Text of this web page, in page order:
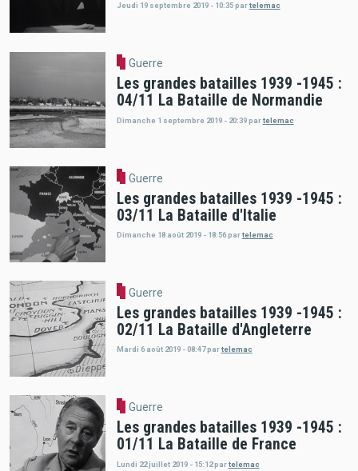
Jeudi 19 septembre 2019 - 10:35 partelemac
Guerre
Les grandes batailles 1939 -1945 :
04/11 La Bataille de Normandie
Dimanche 1 septembre 2019 - 20:39 partelemac
Guerre
Les grandes batailles 1939 -1945 :
03/11 La Bataille d'Italie
Dimanche 18 août 2019 - 18:56 partelemac
Guerre
Les grandes batailles 1939 -1945 :
02/11 La Bataille d'Angleterre
Mardi 6 août 2019 - 08:47 partelemac
Guerre
Les grandes batailles 1939 -1945 :
01/11 La Bataille de France
Lundi 22 juillet 2019 - 15:12 partelemac